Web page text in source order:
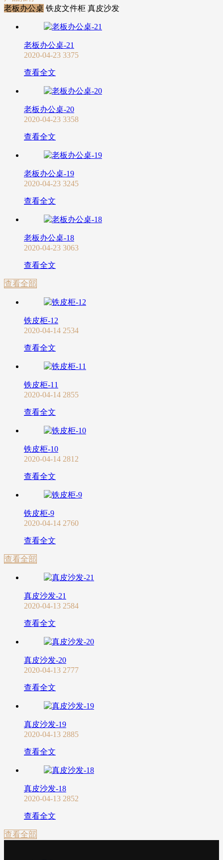
老板办公桌 铁皮文件柜 真皮沙发
老板办公桌-21
2020-04-23 3375
查看全文
老板办公桌-20
2020-04-23 3358
查看全文
老板办公桌-19
2020-04-23 3245
查看全文
老板办公桌-18
2020-04-23 3063
查看全文
查看全部
铁皮柜-12
2020-04-14 2534
查看全文
铁皮柜-11
2020-04-14 2855
查看全文
铁皮柜-10
2020-04-14 2812
查看全文
铁皮柜-9
2020-04-14 2760
查看全文
查看全部
真皮沙发-21
2020-04-13 2584
查看全文
真皮沙发-20
2020-04-13 2777
查看全文
真皮沙发-19
2020-04-13 2885
查看全文
真皮沙发-18
2020-04-13 2852
查看全文
查看全部